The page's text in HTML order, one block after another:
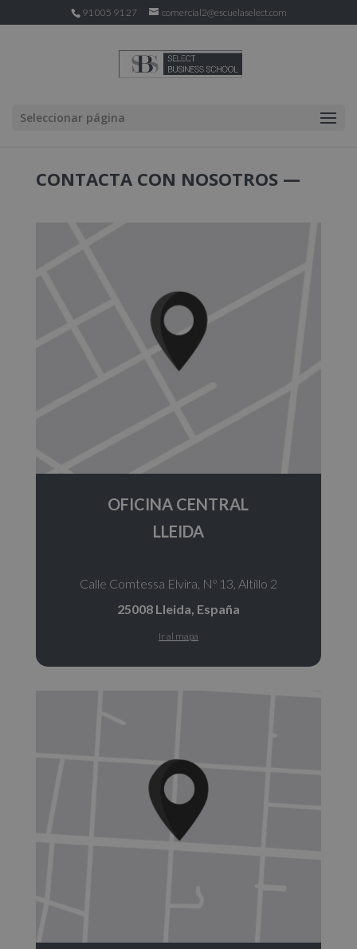
91 005 91 27 comercial2@escuelaselect.com
Seleccionar página
CONTACTA CON NOSOTROS —
OFICINA CENTRAL
LLEIDA
Calle Comtessa Elvira, Nº 13, Altillo 2
25008 Lleida, España
Ir al mapa